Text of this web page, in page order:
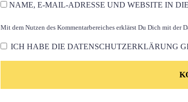
NAME, E-MAIL-ADRESSE UND WEBSITE IN
Mit dem Nutzen des Kommentarbereiches erklärst Du Dich mit der
ICH HABE DIE DATENSCHUTZERKLÄRUNG